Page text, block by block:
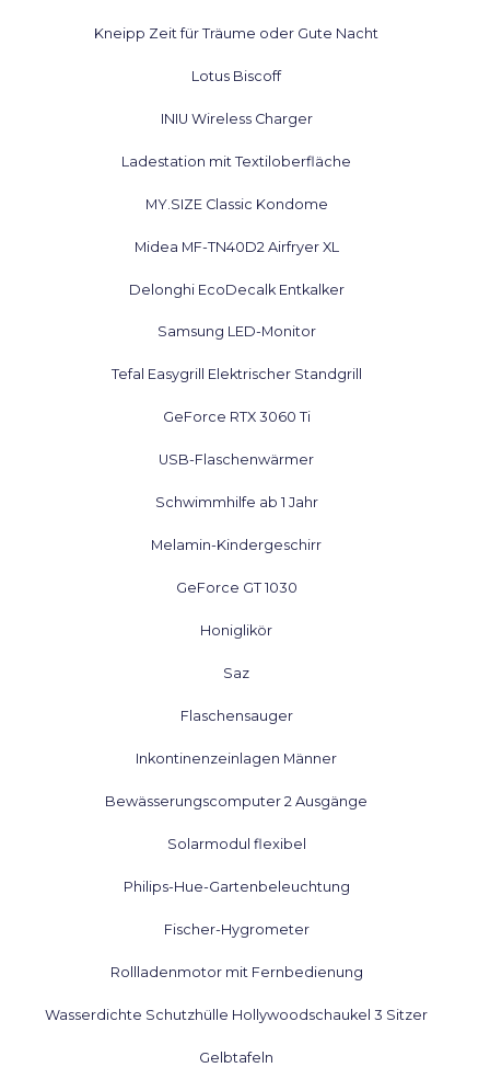
Kneipp Zeit für Träume oder Gute Nacht
Lotus Biscoff
INIU Wireless Charger
Ladestation mit Textiloberfläche
MY.SIZE Classic Kondome
Midea MF-TN40D2 Airfryer XL
Delonghi EcoDecalk Entkalker
Samsung LED-Monitor
Tefal Easygrill Elektrischer Standgrill
GeForce RTX 3060 Ti
USB-Flaschenwärmer
Schwimmhilfe ab 1 Jahr
Melamin-Kindergeschirr
GeForce GT 1030
Honiglikör
Saz
Flaschensauger
Inkontinenzeinlagen Männer
Bewässerungscomputer 2 Ausgänge
Solarmodul flexibel
Philips-Hue-Gartenbeleuchtung
Fischer-Hygrometer
Rollladenmotor mit Fernbedienung
Wasserdichte Schutzhülle Hollywoodschaukel 3 Sitzer
Gelbtafeln